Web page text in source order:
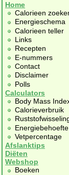
Home
Calorieen
Energieschema
Calorieen teller
Links
Recepten
E-nummers
Contact
Disclaimer
Polls
Calculators
Body Mass
Calorieverbruik
Energiebehoefte
Vetpercentage
Afslanktips
Diëten
Webshop
Boeken